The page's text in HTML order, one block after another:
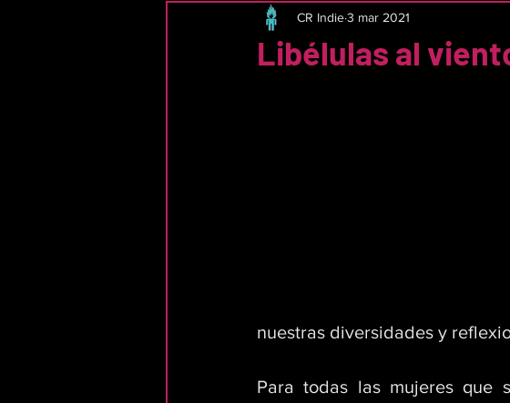
Libélulas al
CR Indie3 mar 2021
nuestras diversidades y
Para todas las mujeres que